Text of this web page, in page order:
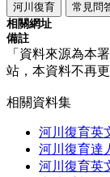
河川復育
常見問
相關網址
備註
「資料來源為本
站，本資料不再更
相關資料集
河川復育英
河川復育達
河川復育英